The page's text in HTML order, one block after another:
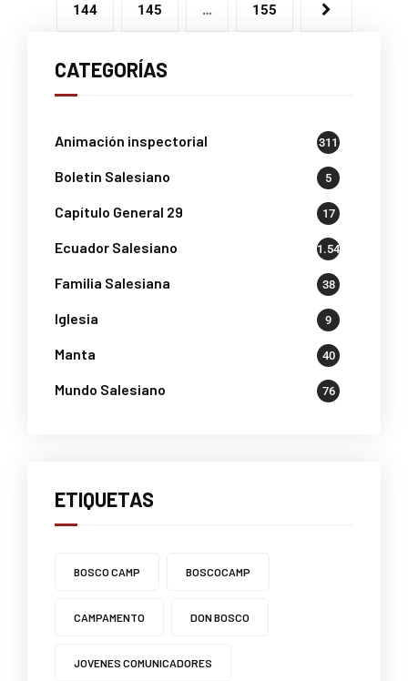
144 145 … 155
CATEGORÍAS
Animación inspectorial 311
Boletin Salesiano 5
Capítulo General 29 17
Ecuador Salesiano 1.541
Familia Salesiana 38
Iglesia 9
Manta 40
Mundo Salesiano 76
ETIQUETAS
BOSCO CAMP BOSCOCAMP
CAMPAMENTO DON BOSCO
JOVENES COMUNICADORES